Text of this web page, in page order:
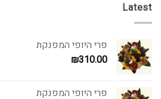
Latest
פרי היופי המפנקת
₪310.00
פרי היופי המפנקת